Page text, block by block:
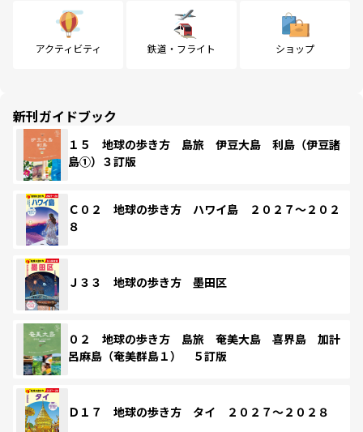
アクティビティ 鉄道・フライト ショップ
新刊ガイドブック
１５ 地球の歩き方 島旅 伊豆大島 利島（伊豆諸
島①）３訂版
Ｃ０２ 地球の歩き方 ハワイ島 ２０２７～２０２
８
Ｊ３３ 地球の歩き方 墨田区
０２ 地球の歩き方 島旅 奄美大島 喜界島 加計
呂麻島（奄美群島１） ５訂版
Ｄ１７ 地球の歩き方 タイ ２０２７～２０２８